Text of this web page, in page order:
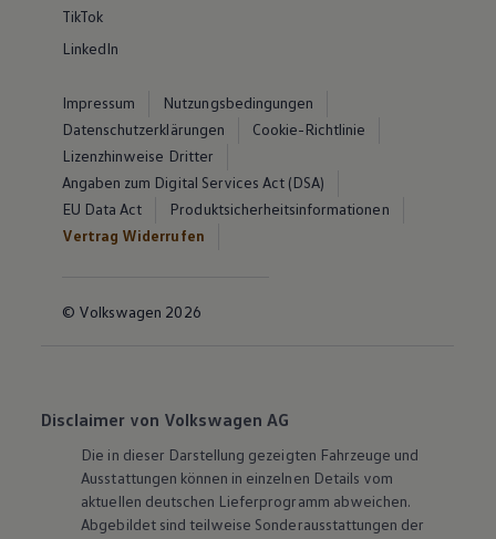
TikTok
LinkedIn
Impressum
Nutzungsbedingungen
Datenschutzerklärungen
Cookie-Richtlinie
Lizenzhinweise Dritter
Angaben zum Digital Services Act (DSA)
EU Data Act
Produktsicherheitsinformationen
Vertrag Widerrufen
© Volkswagen 2026
Disclaimer von Volkswagen AG
Die in dieser Darstellung gezeigten Fahrzeuge und
Ausstattungen können in einzelnen Details vom
aktuellen deutschen Lieferprogramm abweichen.
Abgebildet sind teilweise Sonderausstattungen der